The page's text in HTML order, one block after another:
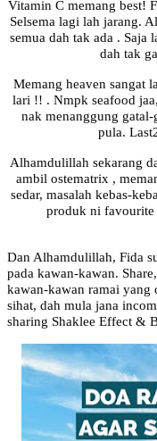
Vitamin C memang best!
Selsema lagi lah jarang.
semua dah tak ada . Saja
dah tak
Memang heaven sangat
lari !! . Nmpk seafood
nak menanggung gatal-
pula.
Alhamdulillah sekarang
ambil ostematrix ,
sedar, masalah kebas-
produk ni favourite
Dan Alhamdulillah, Fida
pada kawan-kawan.
kawan-kawan ramai yang
sihat, dah mula jana
sharing Shaklee Effect &